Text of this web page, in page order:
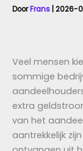
DoorFrans 2026-
Veel mensen
sommige
extra
van het
aantrekkelijk